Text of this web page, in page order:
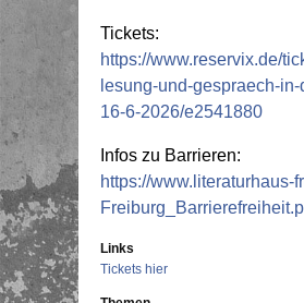
Tickets:
https://www.reservix.de/
lesung-und-gespraech-
16-6-2026/e2541880
Infos zu Barrieren:
https://
Links
Tickets hier